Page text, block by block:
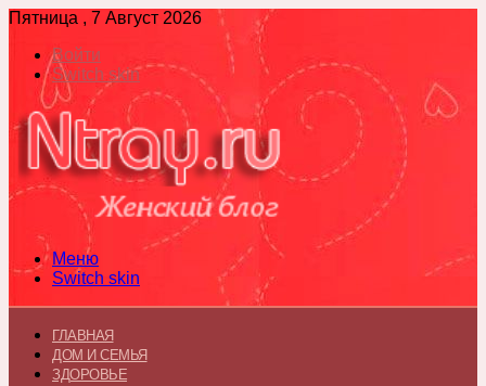
Пятница , 7 Август 2026
Войти
Switch skin
Меню
Switch skin
ГЛАВНАЯ
ДОМ И СЕМЬЯ
ЗДОРОВЬЕ